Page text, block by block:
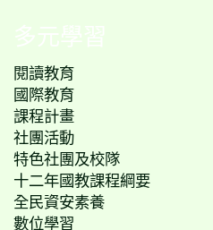
多元學習
閱讀教育
國際教育
課程計畫
社團活動
特色社團及校隊
十二年國教課程綱要
全民資安素養
數位學習